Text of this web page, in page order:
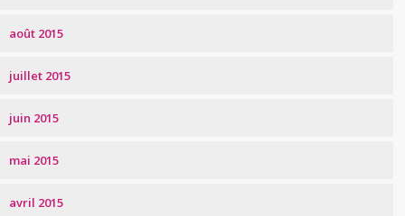
août 2015
juillet 2015
juin 2015
mai 2015
avril 2015